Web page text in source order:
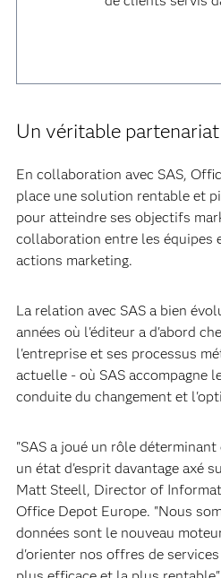
Un véritable partenariat
En collaboration avec SAS,
place une solution rentable et
pour atteindre ses objectifs
collaboration entre les équipes
actions marketing.
La relation avec SAS a bien
années où l'éditeur a d'abord
l'entreprise et ses processus
actuelle - où SAS accompagne
conduite du changement et
"SAS a joué un rôle
un état d'esprit davantage axé
Matt Steell, Director of
Office Depot Europe. "Nous
données sont le nouveau
d'orienter nos offres de